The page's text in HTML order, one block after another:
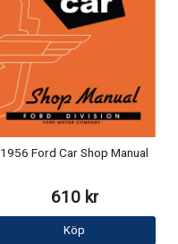
1956 Ford Car Shop Manual
610 kr
Köp